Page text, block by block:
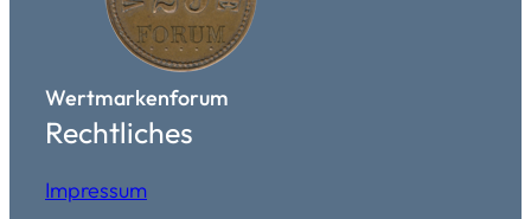
Wertmarkenforum
Rechtliches
Impressum